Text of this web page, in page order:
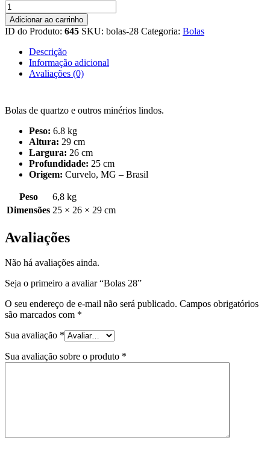
Bolas
28
quantidade
Adicionar ao carrinho
ID do Produto: 645 SKU: bolas-28 Categoria: Bolas
Descrição
Informação adicional
Avaliações (0)
Bolas de quartzo e outros minérios lindos.
Peso: 6.8 kg
Altura: 29 cm
Largura: 26 cm
Profundidade: 25 cm
Origem: Curvelo, MG – Brasil
Peso
6,8 kg
Dimensões 25 × 26 × 29 cm
Avaliações
Não há avaliações ainda.
Seja o primeiro a avaliar “Bolas 28”
O seu endereço de e-mail não será publicado. Campos obrigatórios
são marcados com *
Sua avaliação *
Sua avaliação sobre o produto *